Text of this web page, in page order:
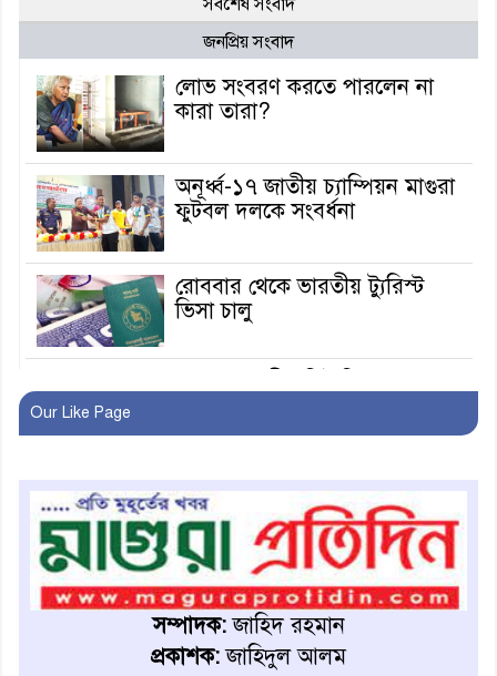
সর্বশেষ সংবাদ
জনপ্রিয় সংবাদ
লোভ সংবরণ করতে পারলেন না
কারা তারা?
অনূর্ধ্ব-১৭ জাতীয় চ্যাম্পিয়ন মাগুরা
ফুটবল দলকে সংবর্ধনা
রোববার থেকে ভারতীয় ট্যুরিস্ট
ভিসা চালু
অবহিতকরণ
মাগুরায় আ’লীগের প্রতিষ্ঠাবার্ষিকীর
কর্মসূচি প্রতিরোধে বিএনপির
মোটরসাইকেল শোডাউন
খুব শিঘ্রই কর্মস্থলে ফিরবেন
মাগুরার ডিসি
Our Like Page
সম্পাদক:জাহিদ রহমান
প্রকাশক:জাহিদুল আলম